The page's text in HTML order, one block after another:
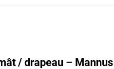
/ drapeau – Mannus